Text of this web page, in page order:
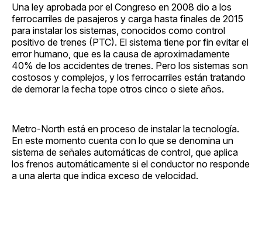
Una ley aprobada por el Congreso en 2008 dio a los
ferrocarriles de pasajeros y carga hasta finales de 2015
para instalar los sistemas, conocidos como control
positivo de trenes (PTC). El sistema tiene por fin evitar el
error humano, que es la causa de aproximadamente
40% de los accidentes de trenes. Pero los sistemas son
costosos y complejos, y los ferrocarriles están tratando
de demorar la fecha tope otros cinco o siete años.
Metro-North está en proceso de instalar la tecnología.
En este momento cuenta con lo que se denomina un
sistema de señales automáticas de control, que aplica
los frenos automáticamente si el conductor no responde
a una alerta que indica exceso de velocidad.